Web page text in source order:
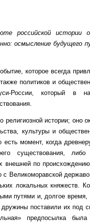
российской истории
осмысление будущего
которое всегда
политиков и
России, который в
религиозной истории; оно
культуры и
есть момент, когда
существования, либо
внешней по
с Великоморавской
локальных княжеств.
путями и, долгое
поставили их под
предпосылка была